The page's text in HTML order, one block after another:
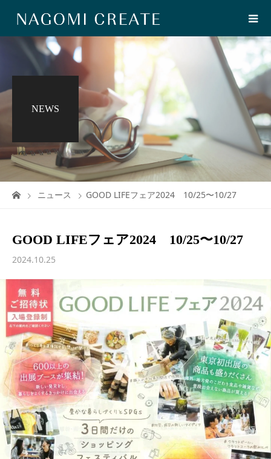
NEWS
ニュース GOOD LIFEフェア2024 10/25〜10/27
GOOD LIFEフェア2024 10/25〜10/27
2024.10.25